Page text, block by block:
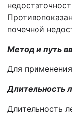
почечной
Метод и путь
Для
Длительность
Длительность